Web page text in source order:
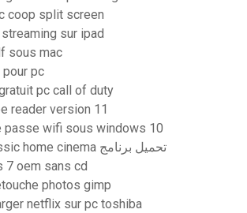
coop split screen
sur ipad
sous mac
pc
pc call of duty
reader version 11
passe wifi sous windows 10
Media player classic home cinema تحميل برنامج
7 oem sans cd
photos gimp
netflix sur pc toshiba